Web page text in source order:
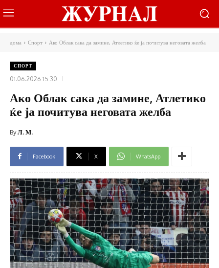
дома Спорт Ако Облак сака да замине, Атлетико ќе ја почитува неговата желба
СПОРТ
01.06.2026 15:30
Ако Облак сака да замине, Атлетико
ќе ја почитува неговата желба
ByЛ. М.
Facebook X WhatsApp